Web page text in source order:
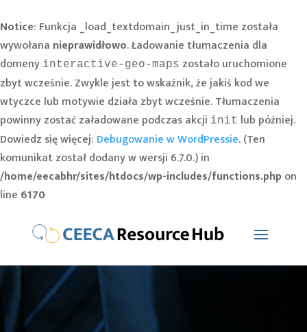
Notice: Funkcja _load_textdomain_just_in_time została
wywołana nieprawidłowo. Ładowanie tłumaczenia dla
domeny interactive-geo-maps zostało uruchomione
zbyt wcześnie. Zwykle jest to wskaźnik, że jakiś kod we
wtyczce lub motywie działa zbyt wcześnie. Tłumaczenia
powinny zostać załadowane podczas akcji init lub później.
Dowiedz się więcej: Debugowanie w WordPressie. (Ten
komunikat został dodany w wersji 6.7.0.) in
/home/eecabhr/sites/htdocs/wp-includes/functions.php on
line 6170